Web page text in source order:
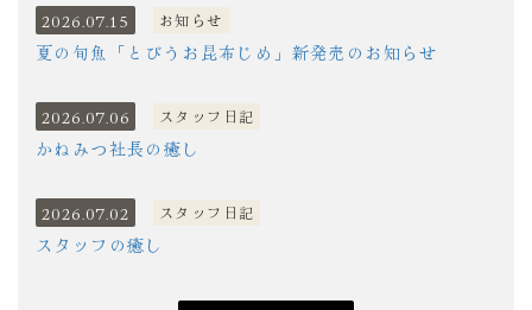
2026.07.15 お知らせ
夏の旬魚「とびうお昆布じめ」新発売のお知らせ
2026.07.06 スタッフ日記
かねみつ社長の癒し
2026.07.02 スタッフ日記
スタッフの癒し